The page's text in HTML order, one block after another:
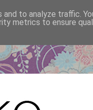
to analyze traffic.
metrics to ensure